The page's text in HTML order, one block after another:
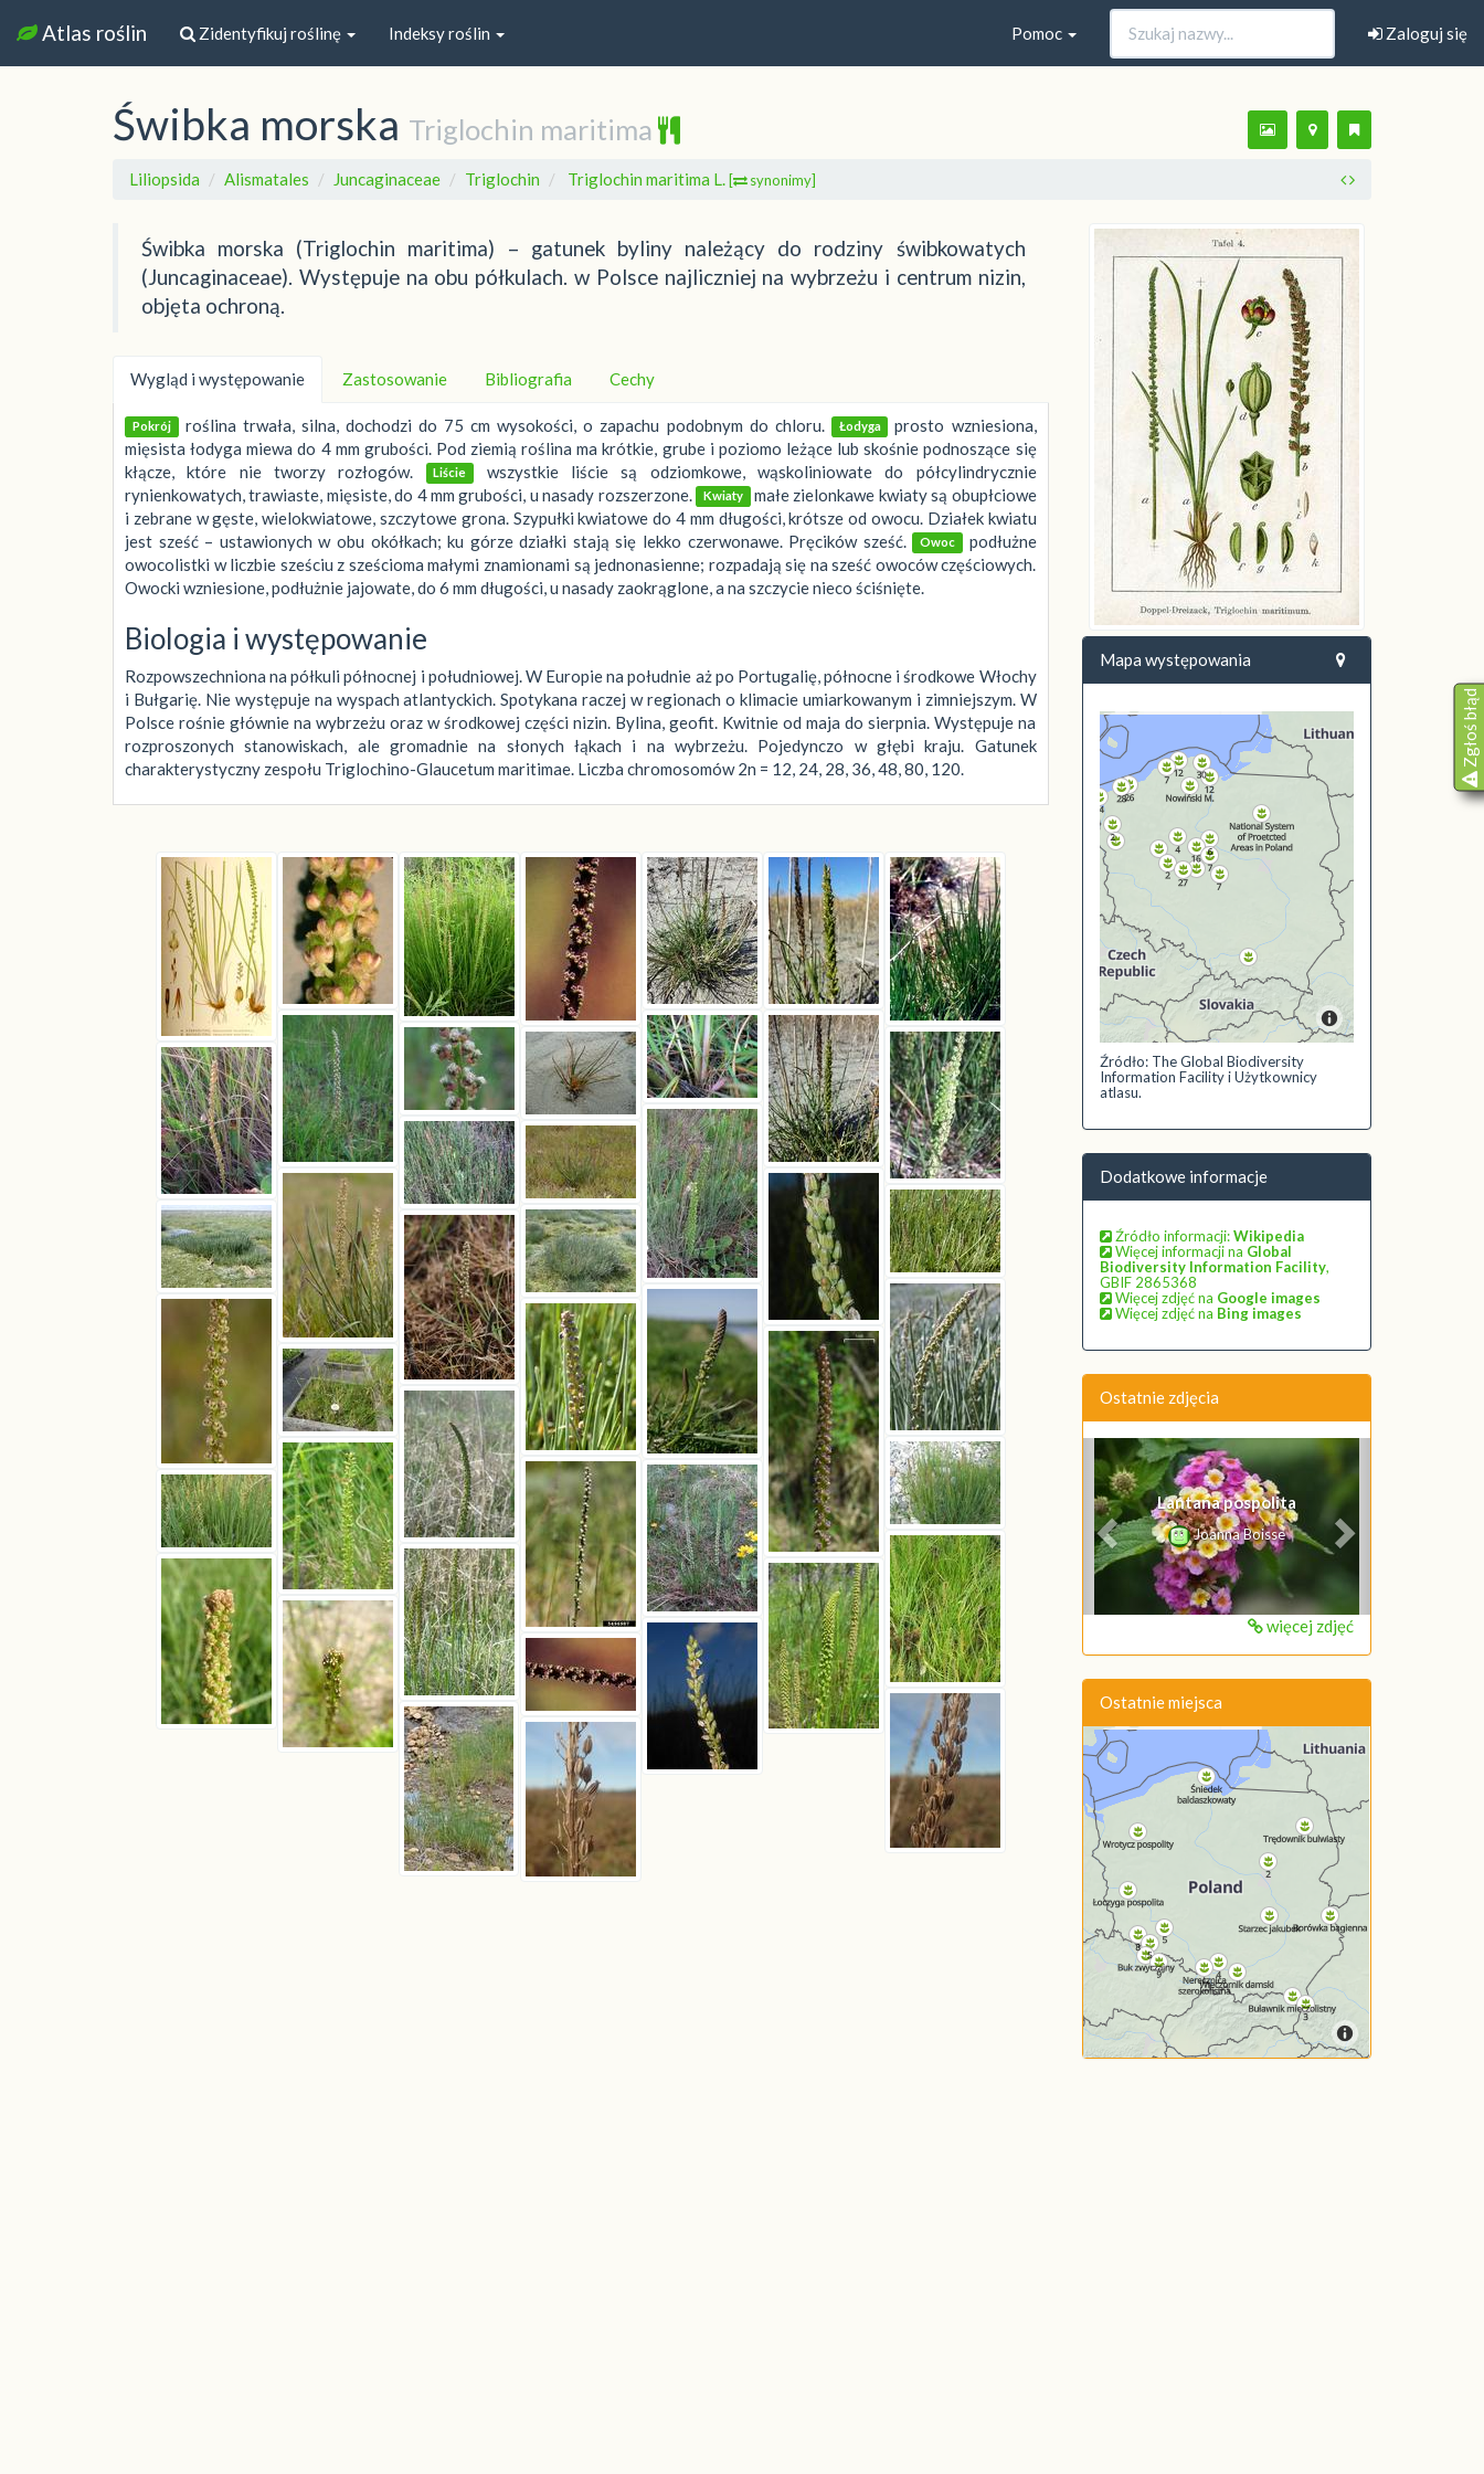
Atlas roślin Zidentyfikuj roślinę Indeksy roślin Zaloguj się
Pomoc
Świbka morska Triglochin maritima
Liliopsida Alismatales Juncaginaceae Triglochin Triglochin maritima L. [ synonimy]
Świbka morska (Triglochin maritima) – gatunek byliny należący do rodziny świbkowatych
(Juncaginaceae). Występuje na obu półkulach. w Polsce najliczniej na wybrzeżu i centrum nizin,
objęta ochroną.
Wygląd i występowanie Zastosowanie Bibliografia Cechy
Pokrój roślina trwała, silna, dochodzi do 75 cm wysokości, o zapachu podobnym do chloru. Łodyga
prosto wzniesiona,
mięsista łodyga miewa do 4 mm grubości. Pod ziemią roślina ma krótkie, grube i poziomo leżące lub skośnie podnoszące się
kłącze, które nie tworzy rozłogów.
Liście
wszystkie liście są odziomkowe, wąskoliniowate do półcylindrycznie
rynienkowatych, trawiaste, mięsiste, do 4 mm grubości, u nasady rozszerzone.
Kwiaty małe zielonkawe kwiaty są obupłciowe
i zebrane w gęste, wielokwiatowe, szczytowe grona. Szypułki kwiatowe do 4 mm długości, krótsze od owocu. Działek kwiatu
jest sześć – ustawionych w obu okółkach; ku górze działki stają się lekko czerwonawe. Pręcików sześć.
Owoc podłużne
owocolistki w liczbie sześciu z sześcioma małymi znamionami są jednonasienne; rozpadają się na sześć owoców częściowych.
Owocki wzniesione, podłużnie jajowate, do 6 mm długości, u nasady zaokrąglone, a na szczycie nieco ściśnięte.
Biologia i występowanie
Rozpowszechniona na półkuli północnej i południowej. W Europie na południe aż po Portugalię, północne i środkowe Włochy
i Bułgarię. Nie występuje na wyspach atlantyckich. Spotykana raczej w regionach o klimacie umiarkowanym i zimniejszym. W
Polsce rośnie głównie na wybrzeżu oraz w środkowej części nizin. Bylina, geofit. Kwitnie od maja do sierpnia. Występuje na
rozproszonych stanowiskach, ale gromadnie na słonych łąkach i na wybrzeżu. Pojedynczo w głębi kraju. Gatunek
charakterystyczny zespołu Triglochino-Glaucetum maritimae. Liczba chromosomów 2n = 12, 24, 28, 36, 48, 80, 120.
Mapa występowania
Źródło: The Global Biodiversity
Information Facility i Użytkownicy
atlasu.
Dodatkowe informacje
Źródło informacji:Wikipedia
Więcej informacji na Global
Biodiversity Information Facility,
GBIF 2865368
Więcej zdjęć na Google images
Więcej zdjęć na Bing images
Ostatnie zdjęcia
Lantana pospolita
Joanna Boisse
Poprzednie Następne
więcej zdjęć
Ostatnie miejsca
Zgłoś błąd